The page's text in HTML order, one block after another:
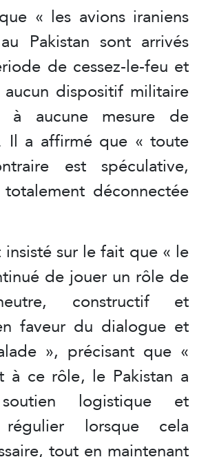
« les avions iraniens
Pakistan sont arrivés
de cessez-le-feu et
dispositif militaire
à aucune mesure de
Il a affirmé que « toute
est spéculative,
déconnectée
sur le fait que « le
de jouer un rôle de
constructif et
faveur du dialogue et
», précisant que «
à ce rôle, le Pakistan a
logistique et
régulier lorsque cela
tout en maintenant